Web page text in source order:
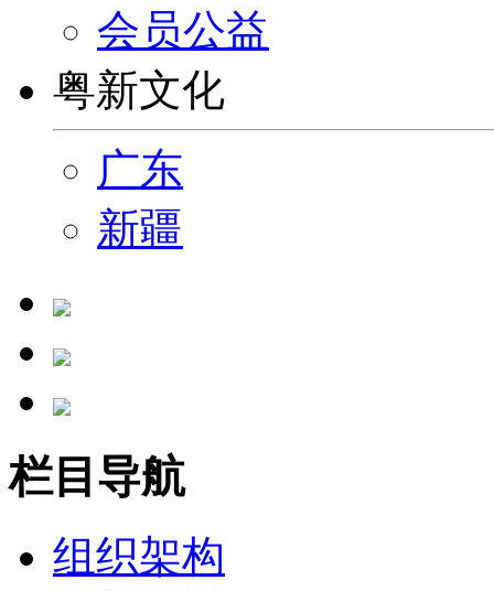
会员公益
粤新文化
广东
新疆
栏目导航
组织架构